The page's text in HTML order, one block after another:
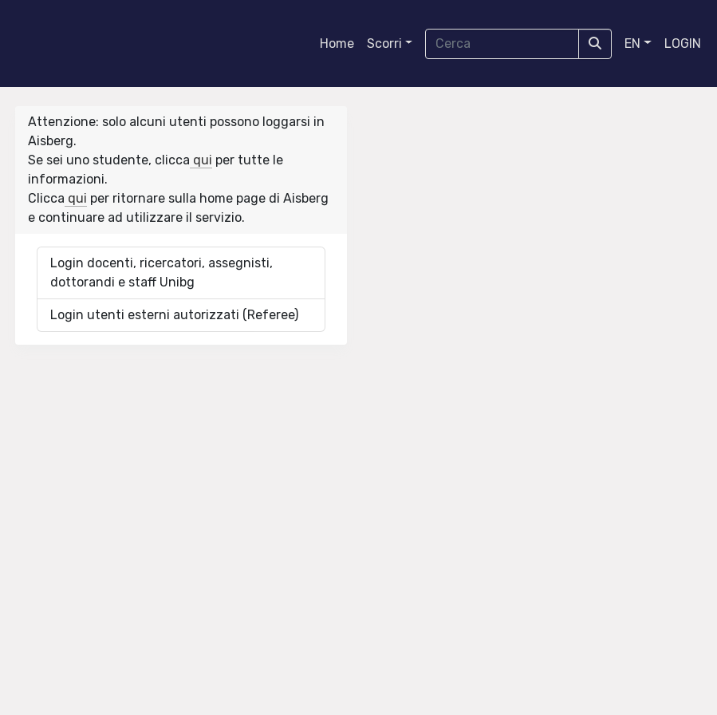
Home Scorri EN LOGIN
Attenzione: solo alcuni utenti possono loggarsi in
Aisberg.
Se sei uno studente, clicca qui per tutte le
informazioni.
Clicca qui per ritornare sulla home page di Aisberg
e continuare ad utilizzare il servizio.
Login docenti, ricercatori, assegnisti,
dottorandi e staff Unibg
Login utenti esterni autorizzati (Referee)